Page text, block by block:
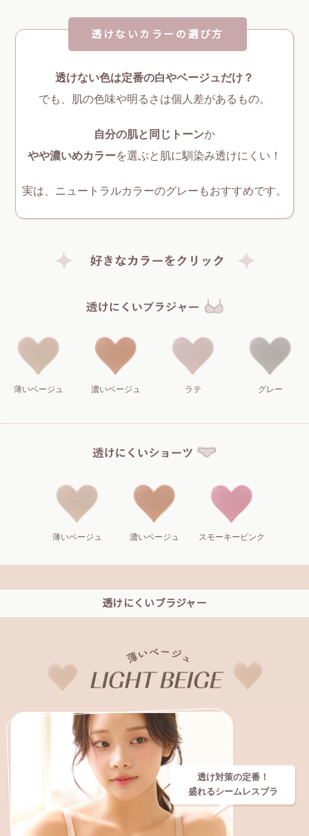
透けないカラーの選び方
透けない色は定番の白やベージュだけ？
でも、肌の色味や明るさは個人差があるもの。
自分の肌と同じトーンか
やや濃いめカラーを選ぶと肌に馴染み透けにくい！
実は、ニュートラルカラーのグレーもおすすめです。
薄いベージュ 濃いベージュ ラテ グレー
薄いベージュ 濃いベージュ スモーキーピンク
透けにくいブラジャー
透け対策の定番！
盛れるシームレスブラ